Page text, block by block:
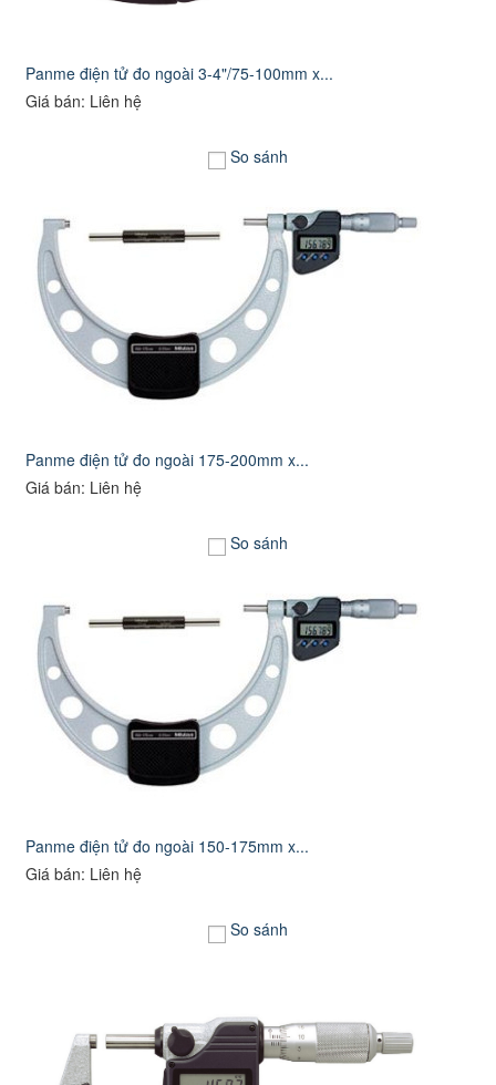
Panme điện tử đo ngoài 3-4"/75-100mm x...
Giá bán: Liên hệ
So sánh
Panme điện tử đo ngoài 175-200mm x...
Giá bán: Liên hệ
So sánh
Panme điện tử đo ngoài 150-175mm x...
Giá bán: Liên hệ
So sánh